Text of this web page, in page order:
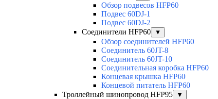
Обзор подвесов HFP60
Подвес 60DJ-1
Подвес 60DJ-2
Соединители HFP60
▼
Обзор соединителей HFP60
Соединитель 60JT-8
Соединитель 60JT-10
Соединительная коробка HFP60
Концевая крышка HFP60
Концевой питатель HFP60
Троллейный шинопровод HFP95
▼